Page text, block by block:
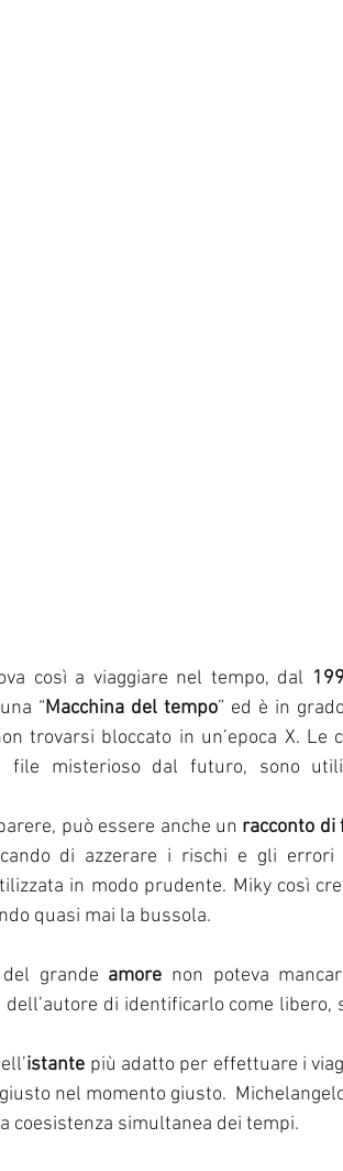
così a viaggiare nel tempo, dal
“Macchina del tempo” ed è in
trovarsi bloccato in un’epoca X. Le
misterioso dal futuro, sono
può essere anche un racconto di
di azzerare i rischi e gli
in modo prudente. Miky così
quasi mai la bussola.
grande amore non poteva
dell’autore di identificarlo come libero,
istante più adatto per effettuare i
nel momento giusto.
coesistenza simultanea dei tempi.